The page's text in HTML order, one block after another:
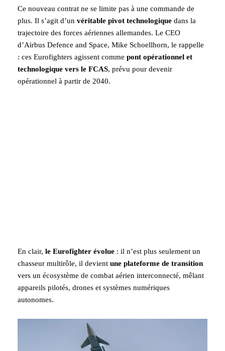
Ce nouveau contrat ne se limite pas à une commande de
plus. Il s’agit d’un véritable pivot technologique dans la
trajectoire des forces aériennes allemandes. Le CEO
d’Airbus Defence and Space, Mike Schoellhorn, le rappelle
: ces Eurofighters agissent comme pont opérationnel et
technologique vers le FCAS, prévu pour devenir
opérationnel à partir de 2040.
En clair, le Eurofighter évolue : il n’est plus seulement un
chasseur multirôle, il devient une plateforme de transition
vers un écosystème de combat aérien interconnecté, mêlant
appareils pilotés, drones et systèmes numériques
autonomes.